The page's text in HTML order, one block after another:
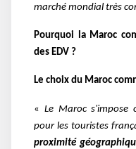
marché mondial très
Pourquoi la Maroc
des EDV ?
Le choix du Maroc
« Le Maroc s'impose
pour les touristes
proximité